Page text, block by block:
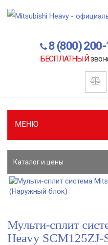
8 (800)
БЕСПЛАТНЫЙ
МЕНЮ
Каталог и цены
Мульти-сплит
Heavy